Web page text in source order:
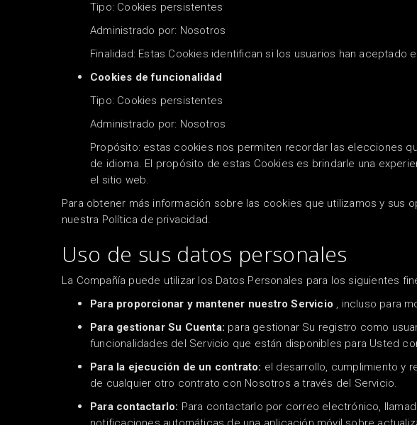
Tipo: Cookies persistentes
Administrado por: Nosotros
Finalidad: Estas Cookies identifican si los usuarios han aceptado
Cookies de funcionalidad
Tipo: Cookies persistentes
Administrado por: Nosotros
Propósito: estas cookies nos permiten recordar las elecciones
de idioma. El propósito de estas Cookies es brindarle una
el sitio web.
Para obtener más información sobre las cookies que utilizamos y
nuestra Política de privacidad.
Uso de sus datos personales
La Compañía puede utilizar los Datos Personales para los siguientes
Para proporcionar y mantener nuestro Servicio , incluso para
Para gestionar Su Cuenta: para gestionar Su registro como
funcionalidades del Servicio que están disponibles para Usted
Para la ejecución de un contrato: el desarrollo, cumplimiento y
de cualquier otro contrato con Nosotros a través del Servicio.
Para contactarlo: Para contactarlo por correo electrónico,